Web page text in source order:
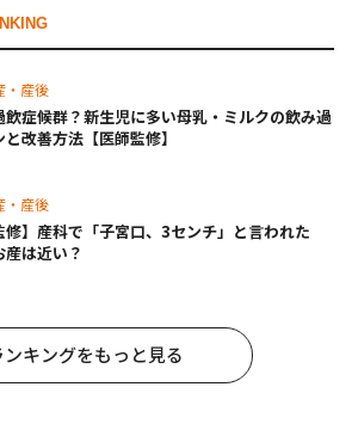
・産後
飲症候群？新生児に多い母乳・ミルクの飲み過
改善方法【医師監修】
・産後
修】産科で「子宮口、3センチ」と言われた
は近い？
ンキングをもっと見る